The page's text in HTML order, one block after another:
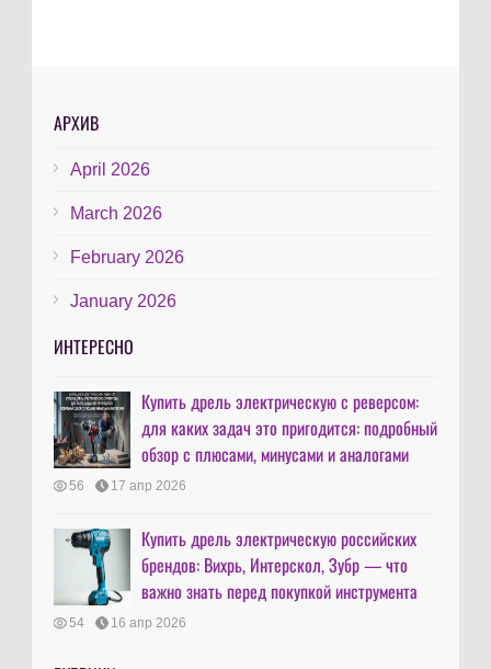
АРХИВ
April 2026
March 2026
February 2026
January 2026
ИНТЕРЕСНО
Купить дрель электрическую с реверсом:
для каких задач это пригодится: подробный
обзор с плюсами, минусами и аналогами
56 17 апр 2026
Купить дрель электрическую российских
брендов: Вихрь, Интерскол, Зубр — что
важно знать перед покупкой инструмента
54 16 апр 2026